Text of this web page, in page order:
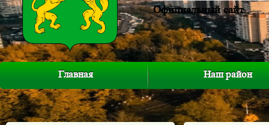
Официальный сайт
Главная Наш район